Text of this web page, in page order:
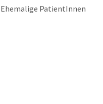
PatientInnen